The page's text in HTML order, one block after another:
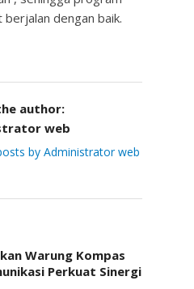
dengan baik.
author:
web
by Administrator web
Warung Kompas
Perkuat Sinergi